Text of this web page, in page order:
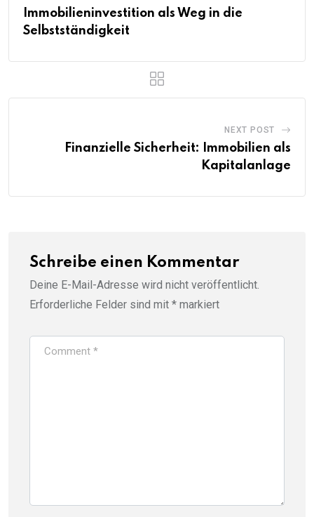
Immobilieninvestition als Weg in die
Selbstständigkeit
NEXT POST
Finanzielle Sicherheit: Immobilien als
Kapitalanlage
Schreibe einen Kommentar
Deine E-Mail-Adresse wird nicht veröffentlicht.
Erforderliche Felder sind mit * markiert